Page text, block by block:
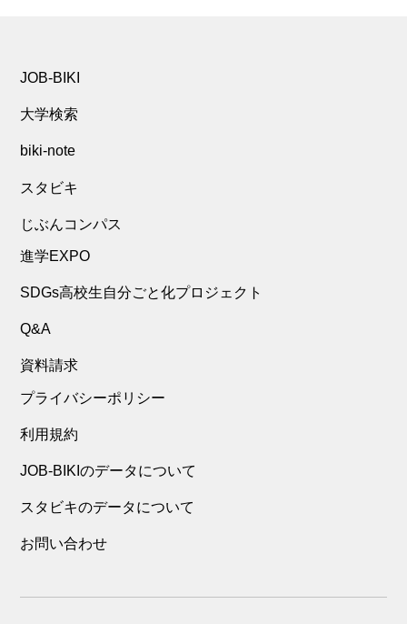
JOB-BIKI
大学検索
biki-note
スタビキ
じぶんコンパス
進学EXPO
SDGs高校生自分ごと化プロジェクト
Q&A
資料請求
プライバシーポリシー
利用規約
JOB-BIKIのデータについて
スタビキのデータについて
お問い合わせ